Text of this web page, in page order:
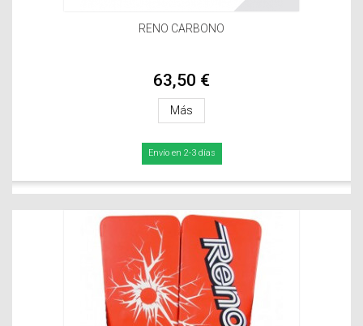
RENO CARBONO
63,50 €
Más
Envío en 2-3 días